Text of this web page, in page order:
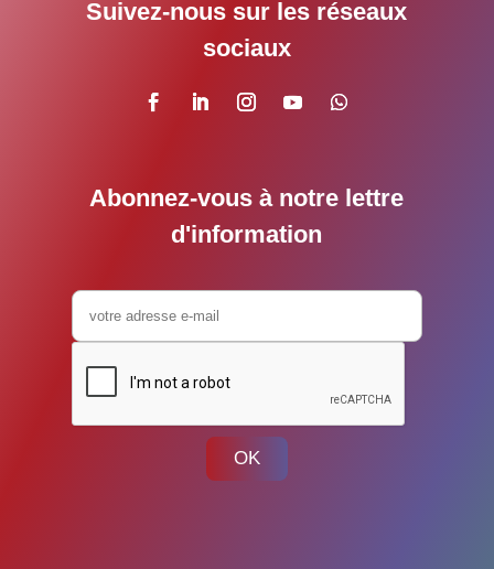
Suivez-nous sur les réseaux
sociaux
Abonnez-vous à notre lettre
d'information
OK